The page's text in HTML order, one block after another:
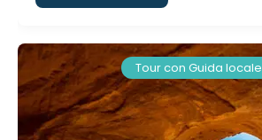
Tour con Guida locale